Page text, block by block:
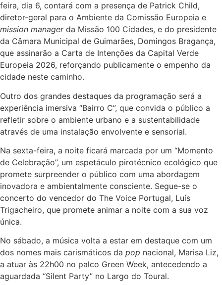
feira, dia 6, contará com a presença de Patrick Child,
diretor-geral para o Ambiente da Comissão Europeia e
mission managerda Missão 100 Cidades, e do presidente
da Câmara Municipal de Guimarães, Domingos Bragança,
que assinarão a Carta de Intenções da Capital Verde
Europeia 2026, reforçando publicamente o empenho da
cidade neste caminho.
Outro dos grandes destaques da programação será a
experiência imersiva “Bairro C”, que convida o público a
refletir sobre o ambiente urbano e a sustentabilidade
através de uma instalação envolvente e sensorial.
Na sexta-feira, a noite ficará marcada por um “Momento
de Celebração”, um espetáculo pirotécnico ecológico que
promete surpreender o público com uma abordagem
inovadora e ambientalmente consciente. Segue-se o
concerto do vencedor do The Voice Portugal, Luís
Trigacheiro, que promete animar a noite com a sua voz
única.
No sábado, a música volta a estar em destaque com um
dos nomes mais carismáticos da pop nacional, Marisa Liz,
a atuar às 22h00 no palco Green Week, antecedendo a
aguardada “Silent Party” no Largo do Toural.